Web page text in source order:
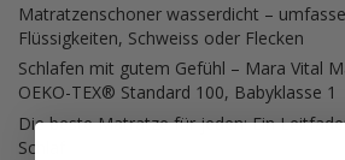
Matratzenschoner wasserdicht –
Flüssigkeiten, Schweiss oder Flecken
Schlafen mit gutem Gefühl – Mara Vital
OEKO-TEX® Standard 100, Babyklasse 1
Die beste Matratze für jeden: Ein
Schlaf